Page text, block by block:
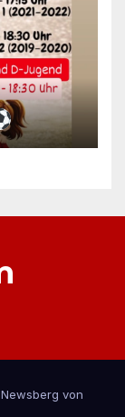
Newsberg von